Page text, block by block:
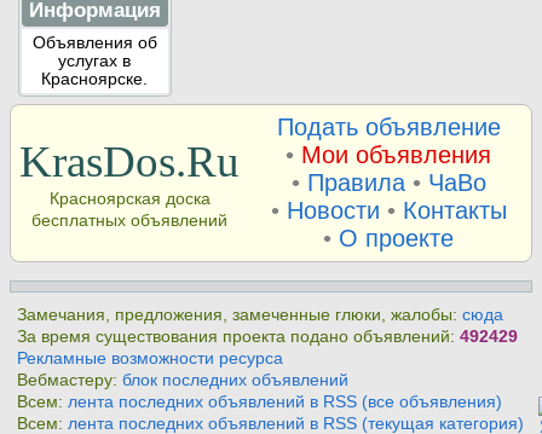
Информация
Объявления об
услугах в
Красноярске.
KrasDos.Ru
Красноярская доска
бесплатных объявлений
Подать объявление
• Мои объявления
• Правила• ЧаВо
• Новости • Контакты
• О проекте
Замечания, предложения, замеченные глюки, жалобы:сюда
За время существования проекта подано объявлений:492429
Рекламные возможности ресурса
Вебмастеру:блок последних объявлений
Всем: лента последних объявлений в RSS (все объявления)
Всем: лента последних объявлений в RSS (текущая категория)